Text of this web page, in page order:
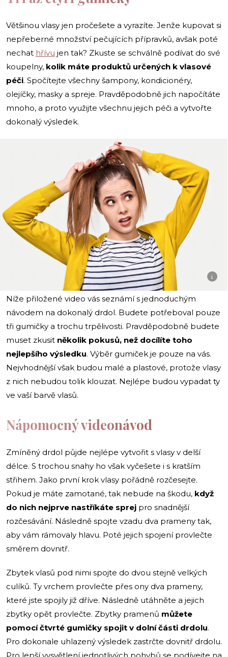
Většinou vlasy jen pročešete a vyrazíte. Jenže kupovat si
nepřeberné množství pečujících přípravků, avšak poté
nechat hřívu jen tak? Zkuste se schválně podívat do své
koupelny, kolik máte produktů určených k vlasové
péči. Spočítejte všechny šampony, kondicionéry,
olejíčky, masky a spreje. Pravděpodobně jich napočítáte
mnoho, a proto využijte všechnu jejich péči a vytvořte
dokonalý výsledek.
i
Níže přiložené video vás seznámí s jednoduchým
návodem na dokonalý drdol. Budete potřeboval pouze
tři gumičky a trochu trpělivosti. Pravděpodobně budete
muset zkusit několik pokusů, než docílíte toho
nejlepšího výsledku. Výběr gumiček je pouze na vás.
Nejvhodnější však budou malé a plastové, protože vlasy
z nich nebudou tolik klouzat. Nejlépe budou vypadat ty
ve vaší barvě vlasů.
Nápomocný videonávod
Zmíněný drdol půjde nejlépe vytvořit s vlasy v delší
délce. S trochou snahy ho však vyčešete i s kratším
střihem. Jako první krok vlasy pořádně rozčesejte.
Pokud je máte zamotané, tak nebude na škodu, když
do nich nejprve nastříkáte sprej pro snadnější
rozčesávání. Následně spojte vzadu dva prameny tak,
aby vám rámovaly hlavu. Poté jejich spojení provlečte
směrem dovnitř.
Zbytek vlasů pod nimi spojte do dvou stejně velkých
culíků. Ty vrchem provlečte přes ony dva prameny,
které jste spojily již dříve. Následně utáhněte a jejich
zbytky opět provlečte. Zbytky pramenů můžete
pomocí čtvrté gumičky spojit v dolní části drdolu.
Pro dokonale uhlazený výsledek zastrčte dovnitř drdolu.